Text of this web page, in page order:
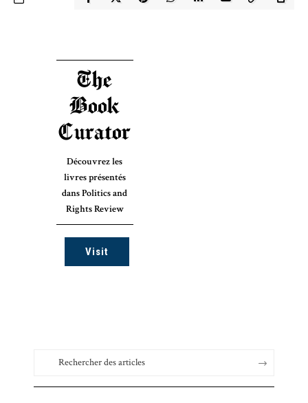
The
Book
Curator
Découvrez les
livres présentés
dans Politics and
Rights Review
Visit